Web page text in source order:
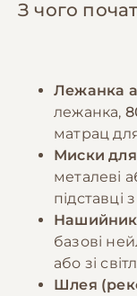
навчання
🎁 −10%
За
правильному
Порції мають
забезпечити
води та
різні продукти.
🎁 −10%
За
З чого
Лежанка
лежанка,
матрац
Миски для
металеві
Нашийник
базові
або зі
Шлея